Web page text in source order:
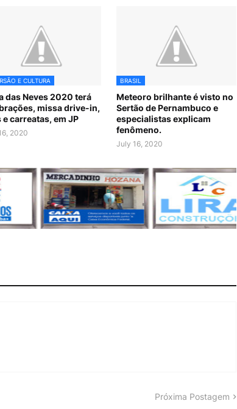
E CULTURA
das Neves 2020 terá
missa drive-in,
e carreatas, em JP
2020
BRASIL
Meteoro brilhante é visto no
Sertão de Pernambuco e
especialistas explicam
fenômeno.
July 16, 2020
Próxima Postagem